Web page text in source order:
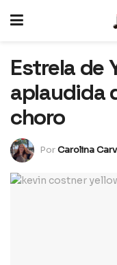
Estrela de
aplaudida
choro
PorCarolina